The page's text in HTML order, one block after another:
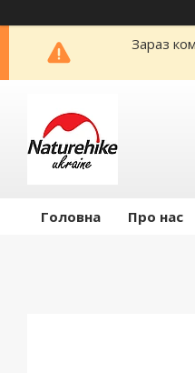
Зараз
Головна Про нас